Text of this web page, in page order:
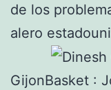
de los
alero
GijonBasket :